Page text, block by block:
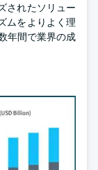
されたソリュー
ムをよりよく理
年間で業界の成